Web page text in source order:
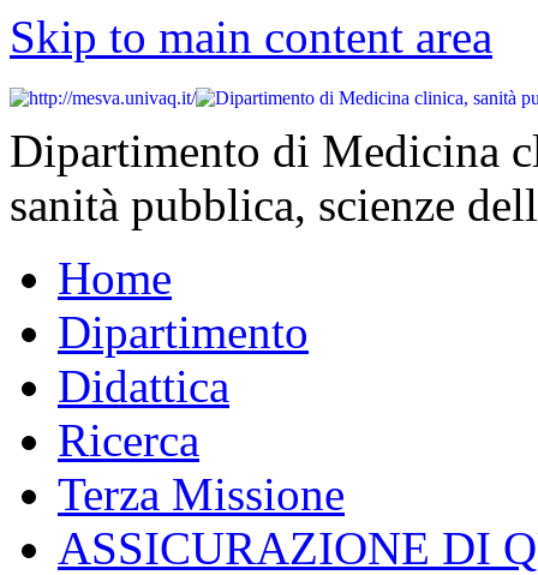
Skip to main content area
Dipartimento di Medicina
sanità pubblica, scienze
Home
Dipartimento
Didattica
Ricerca
Terza Missione
ASSICURAZIONE DI